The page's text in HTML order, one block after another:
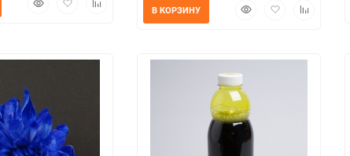
БыстрыйДобавитьДобавить
В КОРЗИНУ